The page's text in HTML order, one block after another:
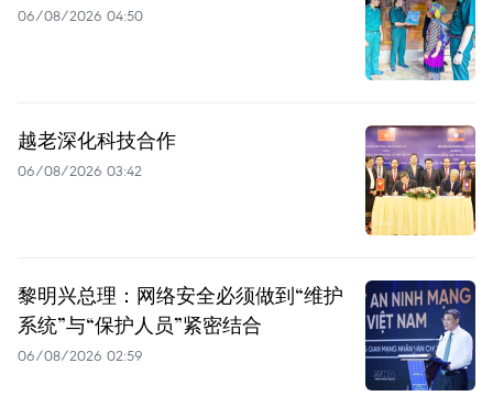
06/08/2026 04:50
越老深化科技合作
06/08/2026 03:42
黎明兴总理：网络安全必须做到“维护
系统”与“保护人员”紧密结合
06/08/2026 02:59